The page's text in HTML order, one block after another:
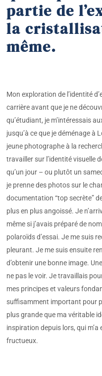
partie de
la
même.
Mon exploration de l’identité
carrière avant que je ne
qu’étudiant, je m’intéressais
jusqu’à ce que je déménage à
jeune photographe à la
travailler sur l’identité visuelle
qu’un jour – ou plutôt un
je prenne des photos sur le
documentation “top secrète”
plus en plus angoissé. Je
même si j’avais préparé de
polaroïds d’essai. Je me suis
pleurant. Je me suis ensuite
d’obtenir une bonne image.
ne pas le voir. Je travaillais
mes principes et valeurs
suffisamment important pour
plus grande que ma véritable
inspiration depuis lors, qui
fructueux.